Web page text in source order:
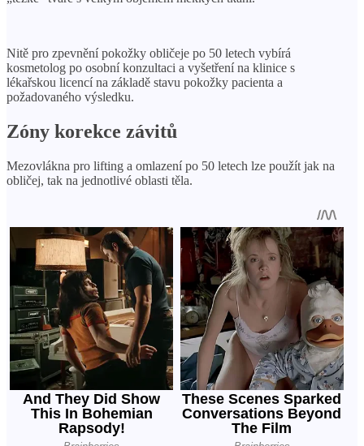
Nitě pro zpevnění pokožky obličeje po 50 letech vybírá
kosmetolog po osobní konzultaci a vyšetření na klinice s
lékařskou licencí na základě stavu pokožky pacienta a
požadovaného výsledku.
Zóny korekce závitů
Mezovlákna pro lifting a omlazení po 50 letech lze použít jak na
obličej, tak na jednotlivé oblasti těla.